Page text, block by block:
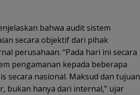
bahwa audit sistem
secara objektif dari pihak
perusahaan. “Pada hari ini secara
pengamanan kepada beberapa
secara nasional. Maksud dan tujuan
bukan hanya dari internal,” ujar